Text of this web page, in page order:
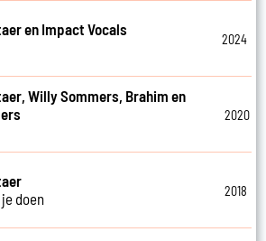
en Impact Vocals
2024
Willy Sommers, Brahim en
2020
doen
2018